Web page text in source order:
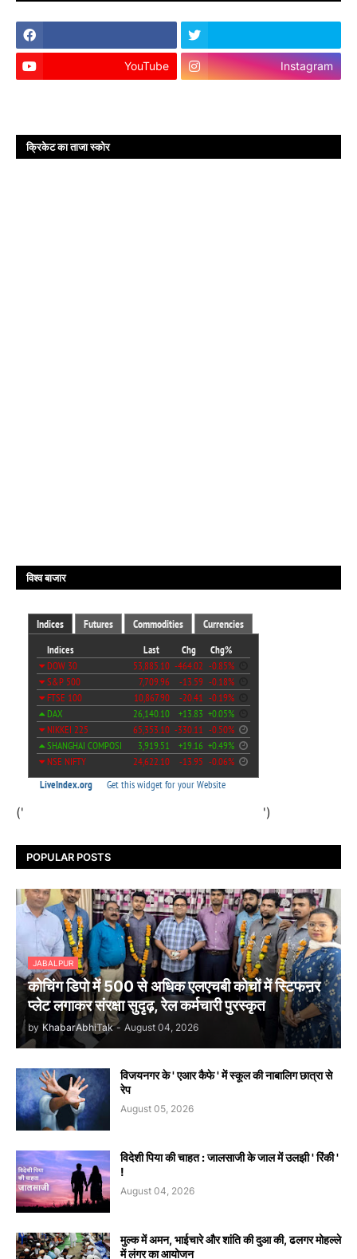
YouTube Instagram
क्रिकेट का ताजा स्कोर
विश्व बाजार
(' ')
POPULAR POSTS
JABALPUR
कोचिंग डिपो में 500 से अधिक एलएचबी कोचों में स्टिफऩर
प्लेट लगाकर संरक्षा सुदृढ़, रेल कर्मचारी पुरस्कृत
by KhabarAbhiTak - August 04, 2026
विजयनगर के ' एआर कैफे ' में स्कूल की नाबालिग छात्रा से
रेप
August 05, 2026
विदेशी पिया की चाहत : जालसाजी के जाल में उलझी ' रिंकी '
!
August 04, 2026
मुल्क में अमन, भाईचारे और शांति की दुआ की, ढलगर मोहल्ले
में लंगर का आयोजन